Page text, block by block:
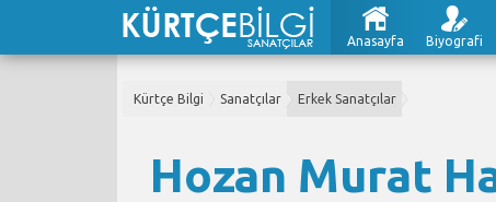
Anasayfa Biyografi
Kürtçe Bilgi Sanatçılar Erkek Sanatçılar
Hozan Murat